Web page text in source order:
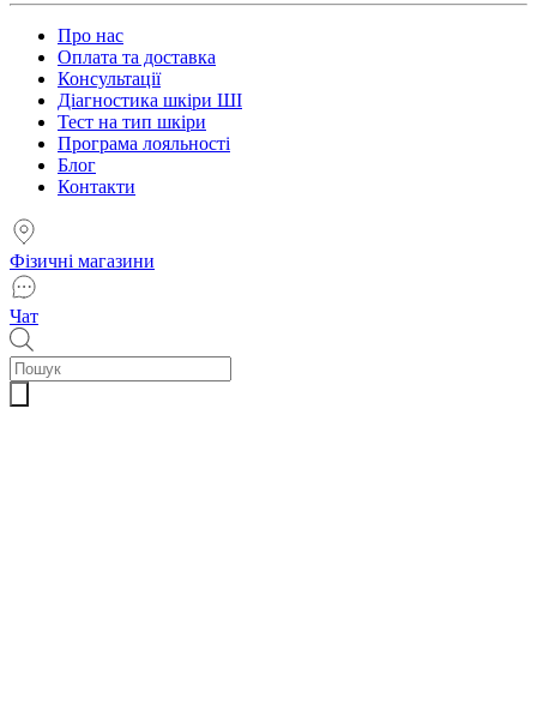
Про нас
Оплата та доставка
Консультації
Діагностика шкіри ШІ
Тест на тип шкіри
Програма лояльності
Блог
Контакти
Фізичні магазини
Чат
Пошук
товарів